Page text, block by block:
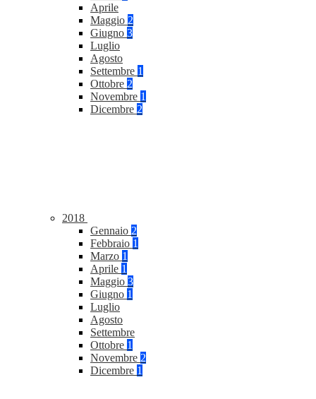
Aprile
Maggio 2
Giugno 3
Luglio
Agosto
Settembre 1
Ottobre 2
Novembre 1
Dicembre 2
2018
Gennaio 2
Febbraio 1
Marzo 1
Aprile 1
Maggio 3
Giugno 1
Luglio
Agosto
Settembre
Ottobre 1
Novembre 2
Dicembre 1